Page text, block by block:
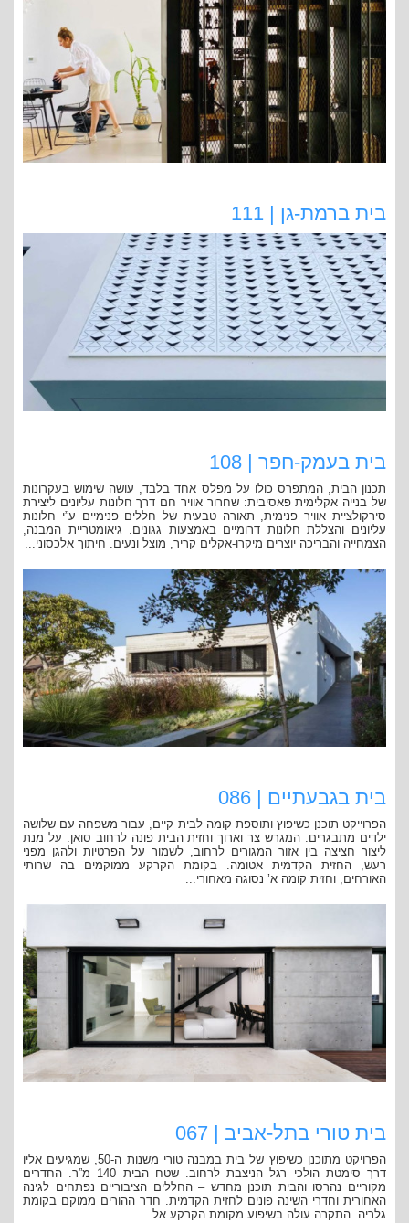
בית ברמת-גן | 111
בית בעמק-חפר | 108
תכנון הבית, המתפרס כולו על מפלס אחד בלבד, עושה שימוש בעקרונות
של בנייה אקלימית פאסיבית: שחרור אוויר חם דרך חלונות עליונים ליצירת
סירקולציית אוויר פנימית, תאורה טבעית של חללים פנימיים ע”י חלונות
עליונים והצללת חלונות דרומיים באמצעות גגונים. גיאומטריית המבנה,
הצמחייה והבריכה יוצרים מיקרו-אקלים קריר, מוצל ונעים. חיתוך אלכסוני...
בית בגבעתיים | 086
הפרוייקט תוכנן כשיפוץ ותוספת קומה לבית קיים, עבור משפחה עם שלושה
ילדים מתבגרים. המגרש צר וארוך וחזית הבית פונה לרחוב סואן. על מנת
ליצור חציצה בין אזור המגורים לרחוב, לשמור על הפרטיות ולהגן מפני
רעש, החזית הקדמית אטומה. בקומת הקרקע ממוקמים בה שרותי
האורחים, וחזית קומה א’ נסוגה מאחורי...
בית טורי בתל-אביב | 067
הפרויקט מתוכנן כשיפוץ של בית במבנה טורי משנות ה-50, שמגיעים אליו
דרך סימטת הולכי רגל הניצבת לרחוב. שטח הבית 140 מ”ר. החדרים
מקוריים נהרסו והבית תוכנן מחדש – החללים הציבוריים נפתחים לגינה
האחורית וחדרי השינה פונים לחזית הקדמית. חדר ההורים ממוקם בקומת
גלריה. התקרה עולה בשיפוע מקומת הקרקע אל...